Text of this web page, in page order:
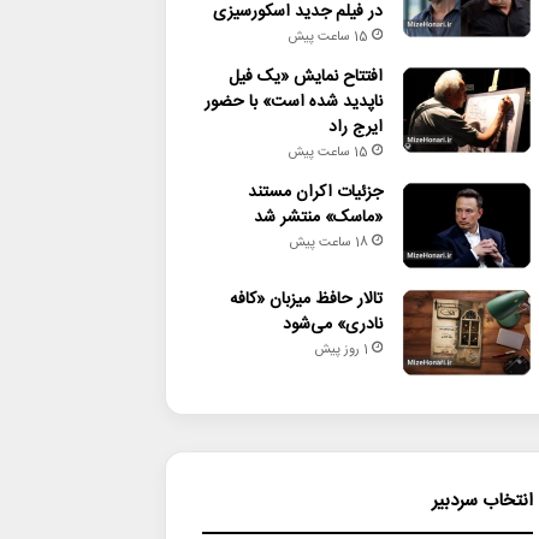
در فیلم جدید اسکورسیزی
15 ساعت پیش
افتتاح نمایش «یک فیل
ناپدید شده است» با حضور
ایرج راد
15 ساعت پیش
جزئیات اکران مستند
«ماسک» منتشر شد
18 ساعت پیش
تالار حافظ میزبان «کافه
نادری» می‌شود
1 روز پیش
انتخاب سردبیر